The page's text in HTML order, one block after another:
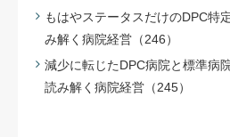
もはやステータスだけのDPC特
み解く病院経営（246）
減少に転じたDPC病院と標準病
読み解く病院経営（245）